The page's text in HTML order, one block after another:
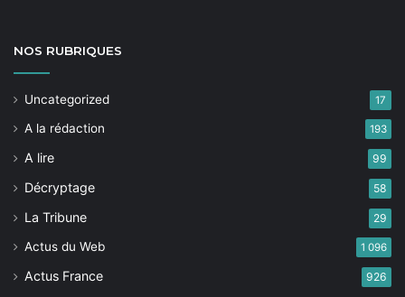
NOS RUBRIQUES
Uncategorized 17
A la rédaction 193
A lire 99
Décryptage 58
La Tribune 29
Actus du Web 1 096
Actus France 926